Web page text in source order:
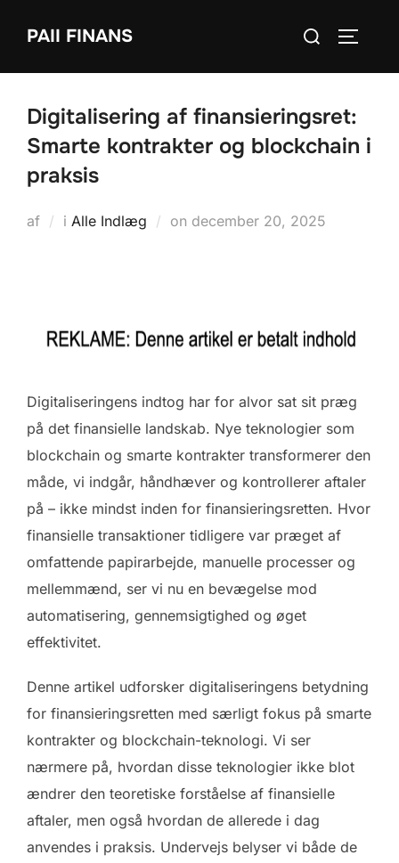
PAII FINANS
Søg
Digitalisering af finansieringsret:
Smarte kontrakter og blockchain i
praksis
af i Alle Indlæg on Udgivet
december 20, 2025
Digitaliseringens indtog har for alvor sat sit præg
på det finansielle landskab. Nye teknologier som
blockchain og smarte kontrakter transformerer den
måde, vi indgår, håndhæver og kontrollerer aftaler
på – ikke mindst inden for finansieringsretten. Hvor
finansielle transaktioner tidligere var præget af
omfattende papirarbejde, manuelle processer og
mellemmænd, ser vi nu en bevægelse mod
automatisering, gennemsigtighed og øget
effektivitet.
Denne artikel udforsker digitaliseringens betydning
for finansieringsretten med særligt fokus på smarte
kontrakter og blockchain-teknologi. Vi ser
nærmere på, hvordan disse teknologier ikke blot
ændrer den teoretiske forståelse af finansielle
aftaler, men også hvordan de allerede i dag
anvendes i praksis. Undervejs belyser vi både de